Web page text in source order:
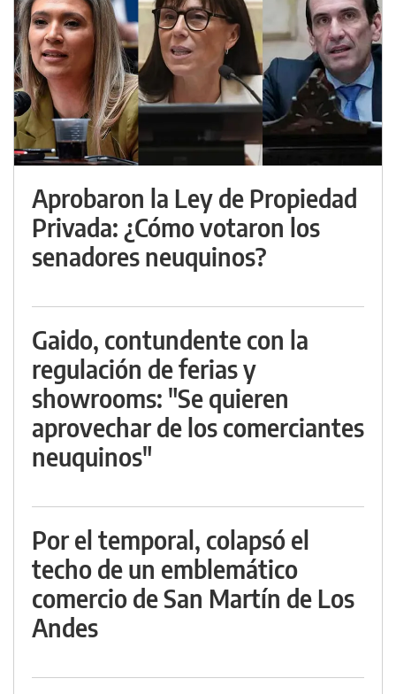
Aprobaron la Ley de Propiedad
Privada: ¿Cómo votaron los
senadores neuquinos?
Gaido, contundente con la
regulación de ferias y
showrooms: "Se quieren
aprovechar de los comerciantes
neuquinos"
Por el temporal, colapsó el
techo de un emblemático
comercio de San Martín de Los
Andes